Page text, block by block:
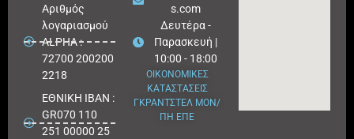
Aριθμός
λογαριασμού
ALPHA :
72700 200200
2218
ΕΘΝΙΚΗ ΙΒΑΝ :
GR070 110
251 00000 25
s.com
Δευτέρα -
Παρασκευή |
10:00 - 18:00
ΟΙΚΟΝΟΜΙΚΕΣ
ΚΑΤΑΣΤΑΣΕΙΣ
ΓΚΡΑΝΤΣΤΕΛ ΜΟΝ/
ΠΗ ΕΠΕ